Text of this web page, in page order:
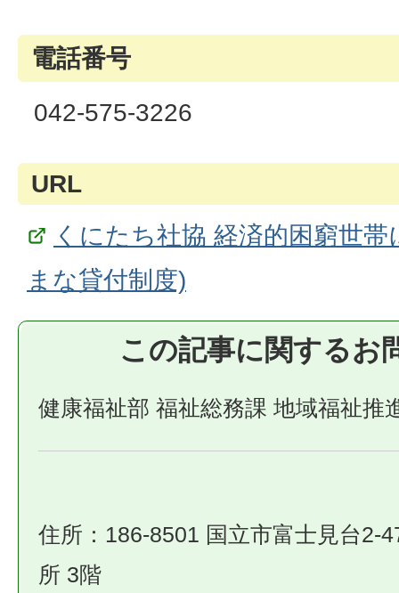
電話番号
042-575-3226
URL
くにたち社協 経済的困窮世
まな貸付制度)
この記事に関するお
健康福祉部 福祉総務課 地域福祉推
住所：186-8501 国立市富士見台2-
所 3階